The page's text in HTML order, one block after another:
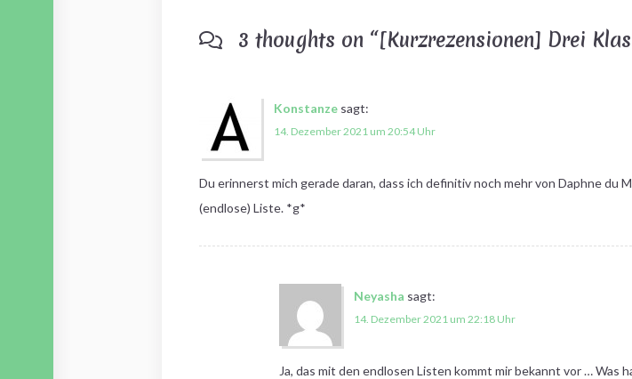
3 thoughts on “[Kurzrezensionen] Drei
Konstanze sagt:
14. Dezember 2021 um 20:54 Uhr
Du erinnerst mich gerade daran, dass ich definitiv noch mehr von Daphne du
(endlose) Liste. *g*
Neyasha sagt:
14. Dezember 2021 um 22:18 Uhr
Ja, das mit den endlosen Listen kommt mir bekannt vor … Was